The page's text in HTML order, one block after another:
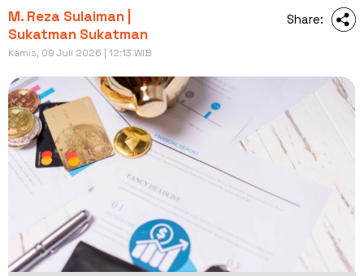
M. Reza Sulaiman |
Sukatman Sukatman
Kamis, 09 Juli 2026 | 12:13 WIB
Share: